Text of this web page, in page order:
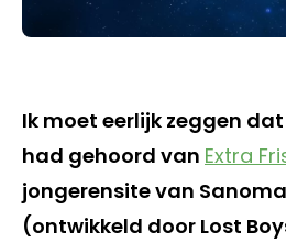
Ik moet eerlijk zeggen
had gehoord van Extra
jongerensite van
(ontwikkeld door Lost